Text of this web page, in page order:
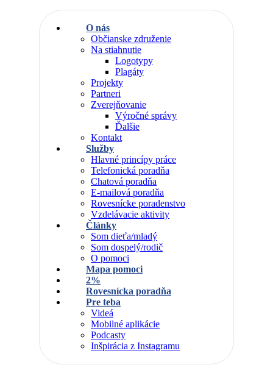
O nás
Občianske združenie
Na stiahnutie
Logotypy
Plagáty
Projekty
Partneri
Zverejňovanie
Výročné správy
Ďalšie
Kontakt
Služby
Hlavné princípy práce
Telefonická poradňa
Chatová poradňa
E-mailová poradňa
Rovesnícke poradenstvo
Vzdelávacie aktivity
Články
Som dieťa/mladý
Som dospelý/rodič
O pomoci
Mapa pomoci
2%
Rovesnícka poradňa
Pre teba
Videá
Mobilné aplikácie
Podcasty
Inšpirácia z Instagramu